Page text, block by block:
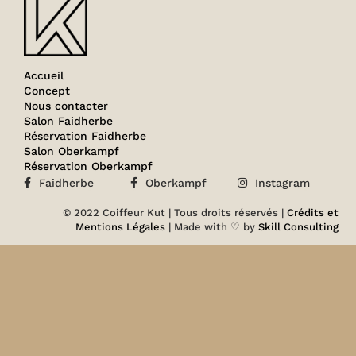
Accueil
Concept
Nous contacter
Salon Faidherbe
Réservation Faidherbe
Salon Oberkampf
Réservation Oberkampf
Faidherbe
Oberkampf Instagram
© 2022 Coiffeur Kut | Tous droits réservés | Crédits et
Mentions Légales| Made with ♡ by Skill Consulting